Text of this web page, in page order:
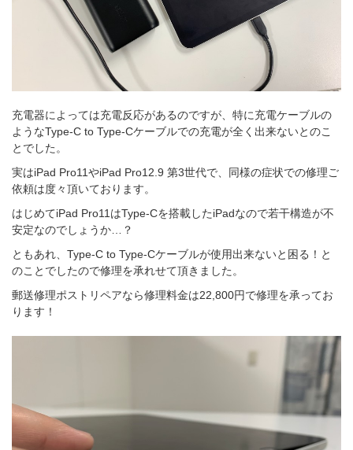
充電器によっては充電反応があるのですが、特に充電ケーブルの
ようなType-C to Type-Cケーブルでの充電が全く出来ないとのこ
とでした。
実はiPad Pro11やiPad Pro12.9 第3世代で、同様の症状での修理ご
依頼は度々頂いております。
はじめてiPad Pro11はType-Cを搭載したiPadなので若干構造が不
安定なのでしょうか…？
ともあれ、Type-C to Type-Cケーブルが使用出来ないと困る！と
のことでしたので修理を承れせて頂きました。
郵送修理ポストリペアなら修理料金は22,800円で修理を承ってお
ります！